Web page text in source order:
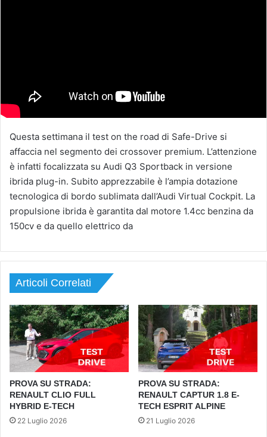
Questa settimana il test on the road di Safe-Drive si
affaccia nel segmento dei crossover premium. L’attenzione
è infatti focalizzata su Audi Q3 Sportback in versione
ibrida plug-in. Subito apprezzabile è l’ampia dotazione
tecnologica di bordo sublimata dall’Audi Virtual Cockpit. La
propulsione ibrida è garantita dal motore 1.4cc benzina da
150cv e da quello elettrico da
Articoli Correlati
PROVA SU STRADA:
RENAULT CLIO FULL
HYBRID E-TECH
22 Luglio 2026
PROVA SU STRADA:
RENAULT CAPTUR 1.8 E-
TECH ESPRIT ALPINE
21 Luglio 2026